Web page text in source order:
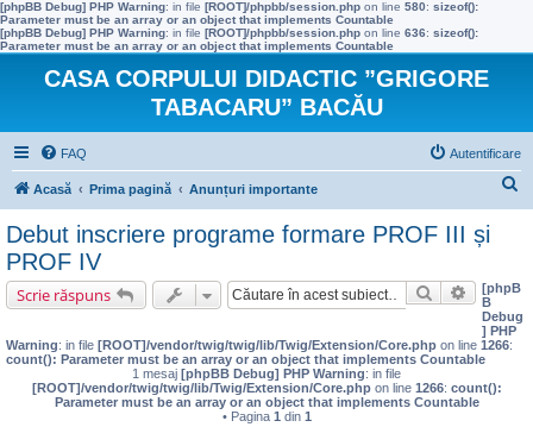
[phpBB Debug] PHP Warning: in file [ROOT]/phpbb/session.php on line 580: sizeof():
Parameter must be an array or an object that implements Countable
[phpBB Debug] PHP Warning: in file [ROOT]/phpbb/session.php on line 636: sizeof():
Parameter must be an array or an object that implements Countable
CASA CORPULUI DIDACTIC ”GRIGORE
TABACARU” BACĂU
FAQ Autentificare
Acasă Prima pagină Anunțuri importante
Debut inscriere programe formare PROF III și
PROF IV
Scrie răspuns Căutare[phpB
B
Debug
] PHP
Warning: in file [ROOT]/vendor/twig/twig/lib/Twig/Extension/Core.php on line 1266:
count(): Parameter must be an array or an object that implements Countable
1 mesaj [phpBB Debug] PHP Warning: in file
[ROOT]/vendor/twig/twig/lib/Twig/Extension/Core.phpon line 1266: count():
Parameter must be an array or an object that implements Countable
• Pagina 1 din 1